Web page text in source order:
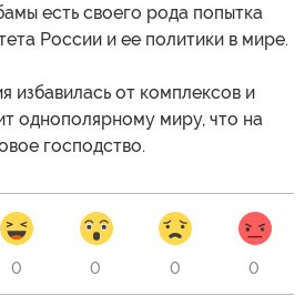
есть своего рода попытка
России и ее политики в мире.
избавилась от комплексов и
однополярному миру, что на
господство.
0 0 0 0